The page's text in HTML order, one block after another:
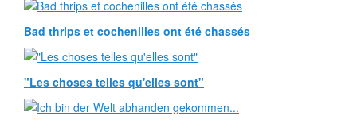
Bad thrips et cochenilles ont été chassés
"Les choses telles qu'elles sont"